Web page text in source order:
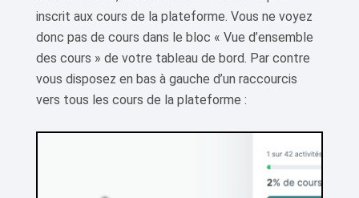
inscrit aux cours de la plateforme. Vous ne voyez
donc pas de cours dans le bloc « Vue d’ensemble
des cours » de votre tableau de bord. Par contre
vous disposez en bas à gauche d’un raccourcis
vers tous les cours de la plateforme :